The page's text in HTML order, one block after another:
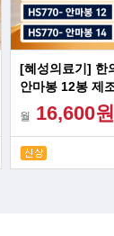
[혜성의료기] 한
안마봉 12봉 제
억원 가입
월 16,600원